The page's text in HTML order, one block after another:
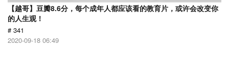
【越哥】豆瓣8.6分，每个成年人都应该看的教育片，或许会改变你
的人生观！
# 341
2020-09-18 06:49